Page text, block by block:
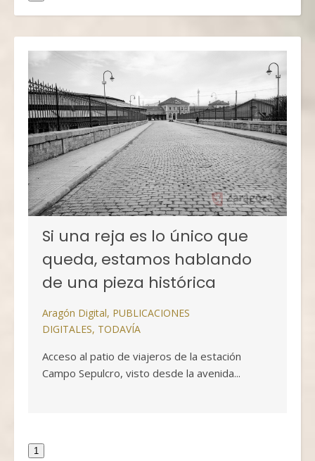
Si una reja es lo único que
queda, estamos hablando
de una pieza histórica
Aragón Digital, PUBLICACIONES
DIGITALES, TODAVÍA
Acceso al patio de viajeros de la estación
Campo Sepulcro, visto desde la avenida...
1